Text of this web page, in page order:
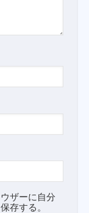
ザーに自分
存する。